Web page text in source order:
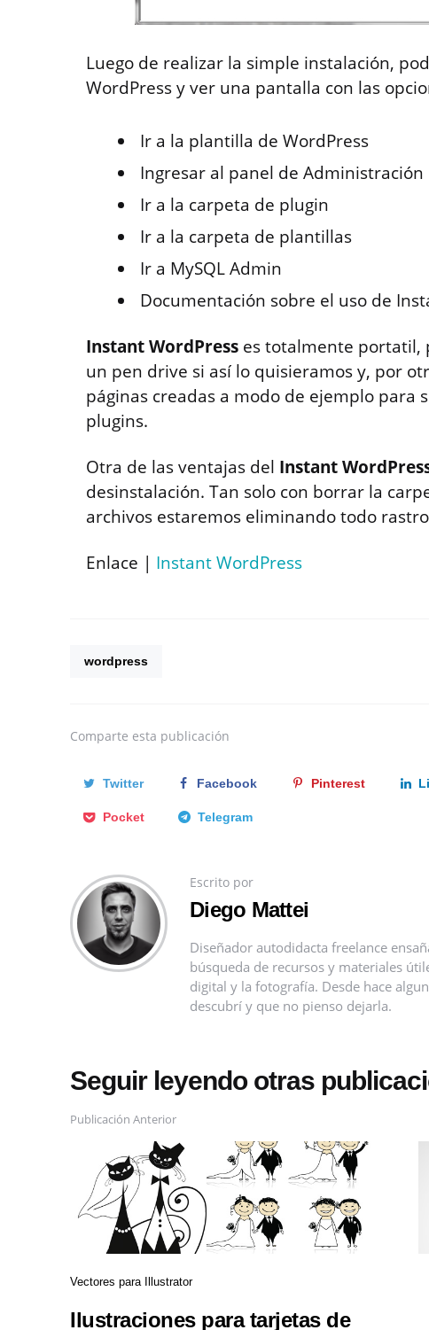
Luego de realizar la simple instalación,
WordPress y ver una pantalla con las
Ir a la plantilla de WordPress
Ingresar al panel de Administración
Ir a la carpeta de plugin
Ir a la carpeta de plantillas
Ir a MySQL Admin
Documentación sobre el uso de
Instant WordPress es totalmente portatil,
un pen drive si así lo quisieramos y, por
páginas creadas a modo de ejemplo
plugins.
Otra de las ventajas del Instant
desinstalación. Tan solo con borrar la
archivos estaremos eliminando todo
Enlace | Instant WordPress
wordpress
Comparte esta publicación
Twitter Facebook Pinterest
Pocket Telegram
Escrito por
Diego Mattei
Diseñador autodidacta freelance
búsqueda de recursos y materiales
digital y la fotografía. Desde hace
descubrí y que no pienso dejarla.
Seguir leyendo otras
Publicación Anterior
Vectores para Illustrator
Ilustraciones para tarjetas de